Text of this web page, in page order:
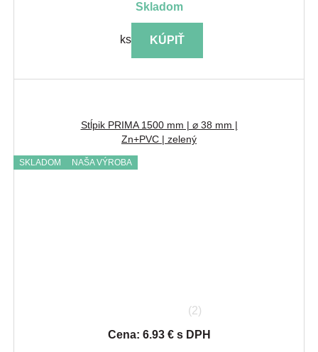
skladom
ks KÚPIŤ
Stĺpik PRIMA 1500 mm | ⌀ 38 mm |
Zn+PVC | zelený
SKLADOM NAŠA VÝROBA
(2)
Cena: 6.93 € s DPH